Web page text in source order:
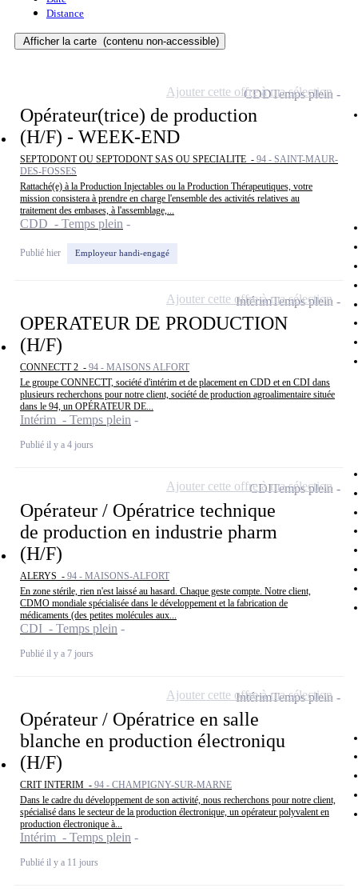
Distance
Afficher la carte (contenu non-accessible)
Opérateur(trice) de production
(H/F) - WEEK-END
SEPTODONT OU SEPTODONT SAS OU SPECIALITE - 94 - SAINT-MAUR-
DES-FOSSES
Rattaché(e) à la Production Injectables ou la Production Thérapeutiques, votre
mission consistera à prendre en charge l'ensemble des activités relatives au
traitement des embases, à l'assemblage,...
CDD - Temps plein
Publié hier Employeur handi-engagé
CDDTemps plein
Ajouter cette offre à ma sélection
OPERATEUR DE PRODUCTION
(H/F)
CONNECTT 2 - 94 - MAISONS ALFORT
Le groupe CONNECTT, société d'intérim et de placement en CDD et en CDI dans
plusieurs recherchons pour notre client, société de production agroalimentaire située
dans le 94, un OPÉRATEUR DE...
Intérim - Temps plein
Publié il y a 4 jours
IntérimTemps plein
Ajouter cette offre à ma sélection
Opérateur / Opératrice technique
de production en industrie pharm
(H/F)
ALERYS - 94 - MAISONS-ALFORT
En zone stérile, rien n'est laissé au hasard. Chaque geste compte. Notre client,
CDMO mondiale spécialisée dans le développement et la fabrication de
médicaments (des petites molécules aux...
CDI - Temps plein
Publié il y a 7 jours
CDITemps plein
Ajouter cette offre à ma sélection
Opérateur / Opératrice en salle
blanche en production électroniqu
(H/F)
CRIT INTERIM - 94 - CHAMPIGNY-SUR-MARNE
Dans le cadre du développement de son activité, nous recherchons pour notre client,
spécialisé dans le secteur de la production électronique, un opérateur polyvalent en
production électronique à...
Intérim - Temps plein
Publié il y a 11 jours
IntérimTemps plein
Ajouter cette offre à ma sélection